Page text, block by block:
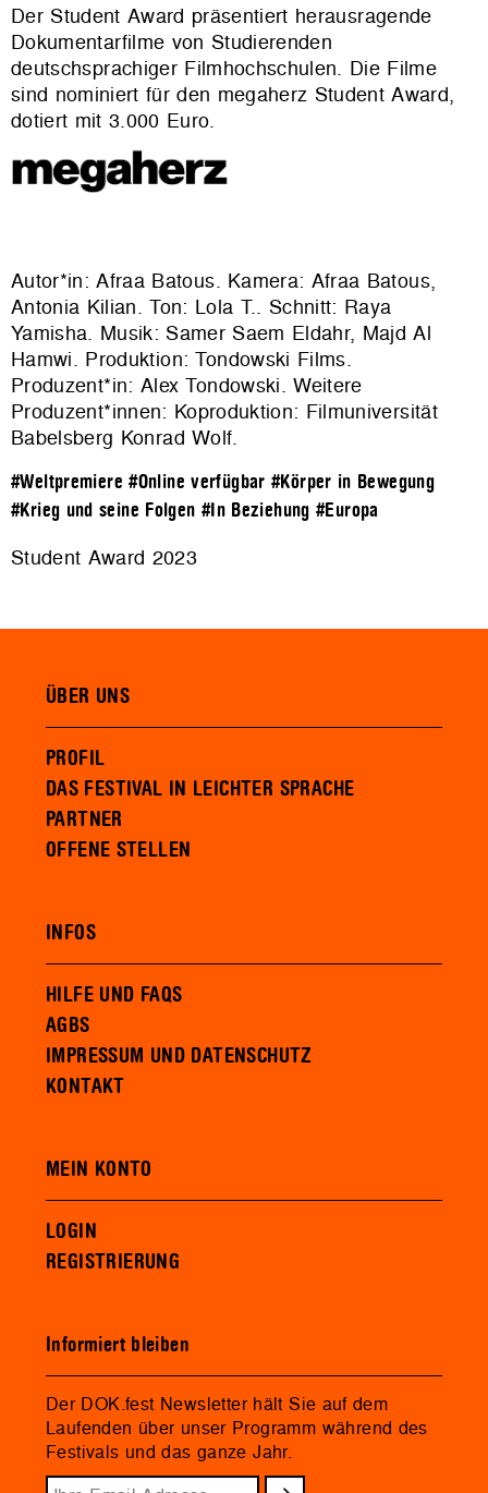
Der Student Award präsentiert herausragende
Dokumentarfilme von Studierenden
deutschsprachiger Filmhochschulen. Die Filme
sind nominiert für den megaherz Student Award,
dotiert mit 3.000 Euro.
Autor*in: Afraa Batous. Kamera: Afraa Batous,
Antonia Kilian. Ton: Lola T.. Schnitt: Raya
Yamisha. Musik: Samer Saem Eldahr, Majd Al
Hamwi. Produktion:Tondowski Films.
Produzent*in: Alex Tondowski. Weitere
Produzent*innen: Koproduktion: Filmuniversität
Babelsberg Konrad Wolf.
#Weltpremiere #Online verfügbar #Körper in Bewegung
#Krieg und seine Folgen #In Beziehung #Europa
Student Award 2023
ÜBER UNS
PROFIL
DAS FESTIVAL IN LEICHTER SPRACHE
PARTNER
OFFENE STELLEN
INFOS
HILFE UND FAQS
AGBS
IMPRESSUM UND DATENSCHUTZ
KONTAKT
MEIN KONTO
LOGIN
REGISTRIERUNG
Informiert bleiben
Der DOK.fest Newsletter hält Sie auf dem
Laufenden über unser Programm während des
Festivals und das ganze Jahr.